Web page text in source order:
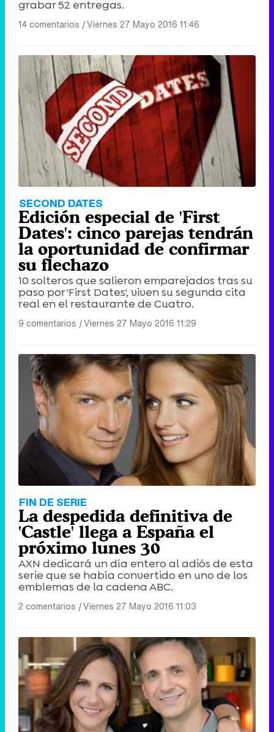
grabar 52 entregas.
14 comentarios |Viernes 27 Mayo 2016 11:46
SECOND DATES
Edición especial de 'First
Dates': cinco parejas tendrán
la oportunidad de confirmar
su flechazo
10 solteros que salieron emparejados tras su
paso por 'First Dates', viven su segunda cita
real en el restaurante de Cuatro.
9 comentarios |Viernes 27 Mayo 2016 11:29
FIN DE SERIE
La despedida definitiva de
'Castle' llega a España el
próximo lunes 30
AXN dedicará un día entero al adiós de esta
serie que se había convertido en uno de los
emblemas de la cadena ABC.
2 comentarios |Viernes 27 Mayo 2016 11:03